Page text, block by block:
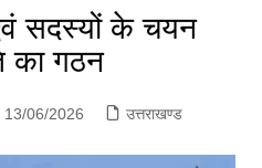
सदस्यों के चयन
का गठन
13/06/2026 उत्तराखण्ड